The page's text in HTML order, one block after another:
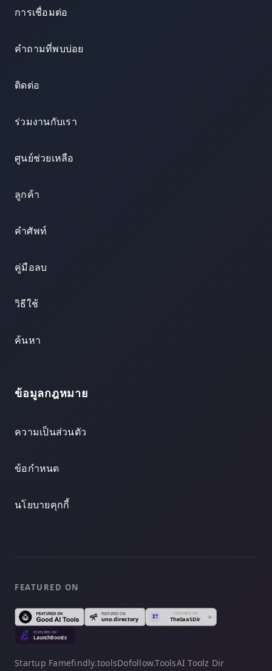
การเชื่อมต่อ
คำถามที่พบบ่อย
ติดต่อ
ร่วมงานกับเรา
ศูนย์ช่วยเหลือ
ลูกค้า
คำศัพท์
คู่มือลบ
วิธีใช้
ค้นหา
ข้อมูลกฎหมาย
ความเป็นส่วนตัว
ข้อกำหนด
นโยบายคุกกี้
FEATURED ON
Startup Famefindly.toolsDofollow.ToolsAI Toolz Dir